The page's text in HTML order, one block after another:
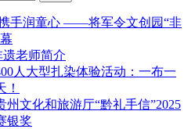
手润童心 ——将军令文创园“非
老师简介
人大型扎染体验活动：一布一
州文化和旅游厅“黔礼手信”2025
银奖